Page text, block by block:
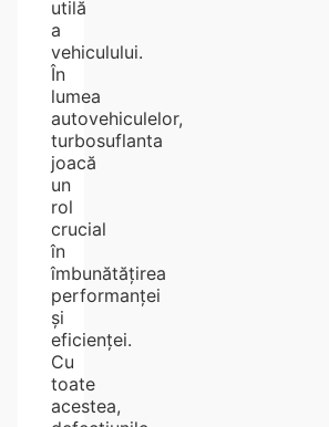
utilă
a
vehiculului.
În
lumea
autovehiculelor,
turbosuflanta
joacă
un
rol
crucial
în
îmbunătățirea
performanței
și
eficienței.
Cu
toate
acestea,